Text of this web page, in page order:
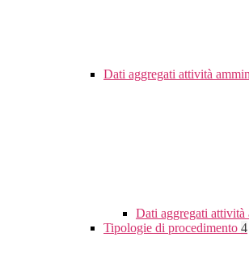
Dati aggregati attività
Dati aggregati attività
Tipologie di procedimento 4